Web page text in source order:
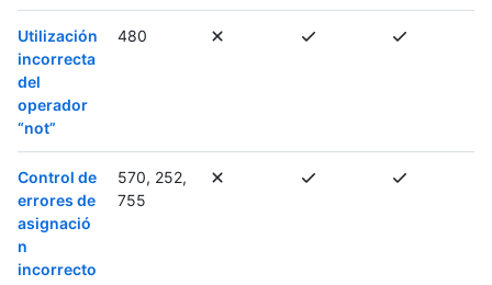
Utilización
incorrecta
del
operador
“not”
480
Control de
errores de
asignació
n
incorrecto
570, 252,
755